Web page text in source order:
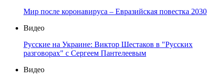
Мир после коронавируса – Евразийская повестка 2030
Видео
Русские на Украине: Виктор Шестаков в "Русских
разговорах" с Сергеем Пантелеевым
Видео